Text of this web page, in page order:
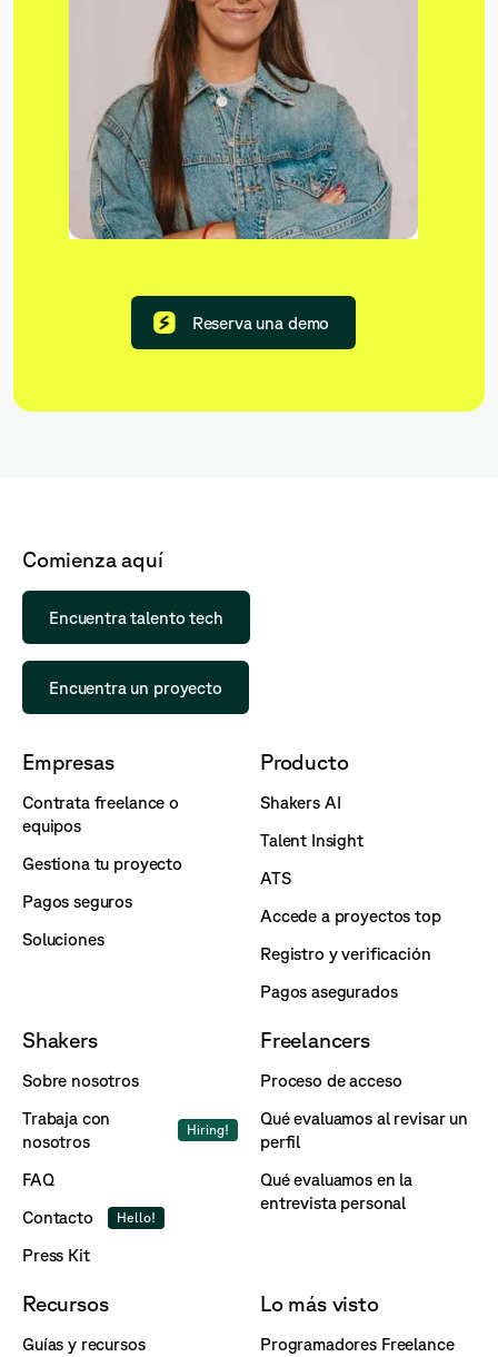
Reserva una demo
Comienza aquí
Encuentra talento tech
Encuentra un proyecto
Empresas
Contrata freelance o
equipos
Gestiona tu proyecto
Pagos seguros
Soluciones
Producto
Shakers AI
Talent Insight
ATS
Accede a proyectos top
Registro y verificación
Pagos asegurados
Shakers
Sobre nosotros
Trabaja con
nosotros
Hiring!
FAQ
Contacto
Hello!
Press Kit
Freelancers
Proceso de acceso
Qué evaluamos al revisar un
perfil
Qué evaluamos en la
entrevista personal
Recursos
Guías y recursos
Lo más visto
Programadores Freelance